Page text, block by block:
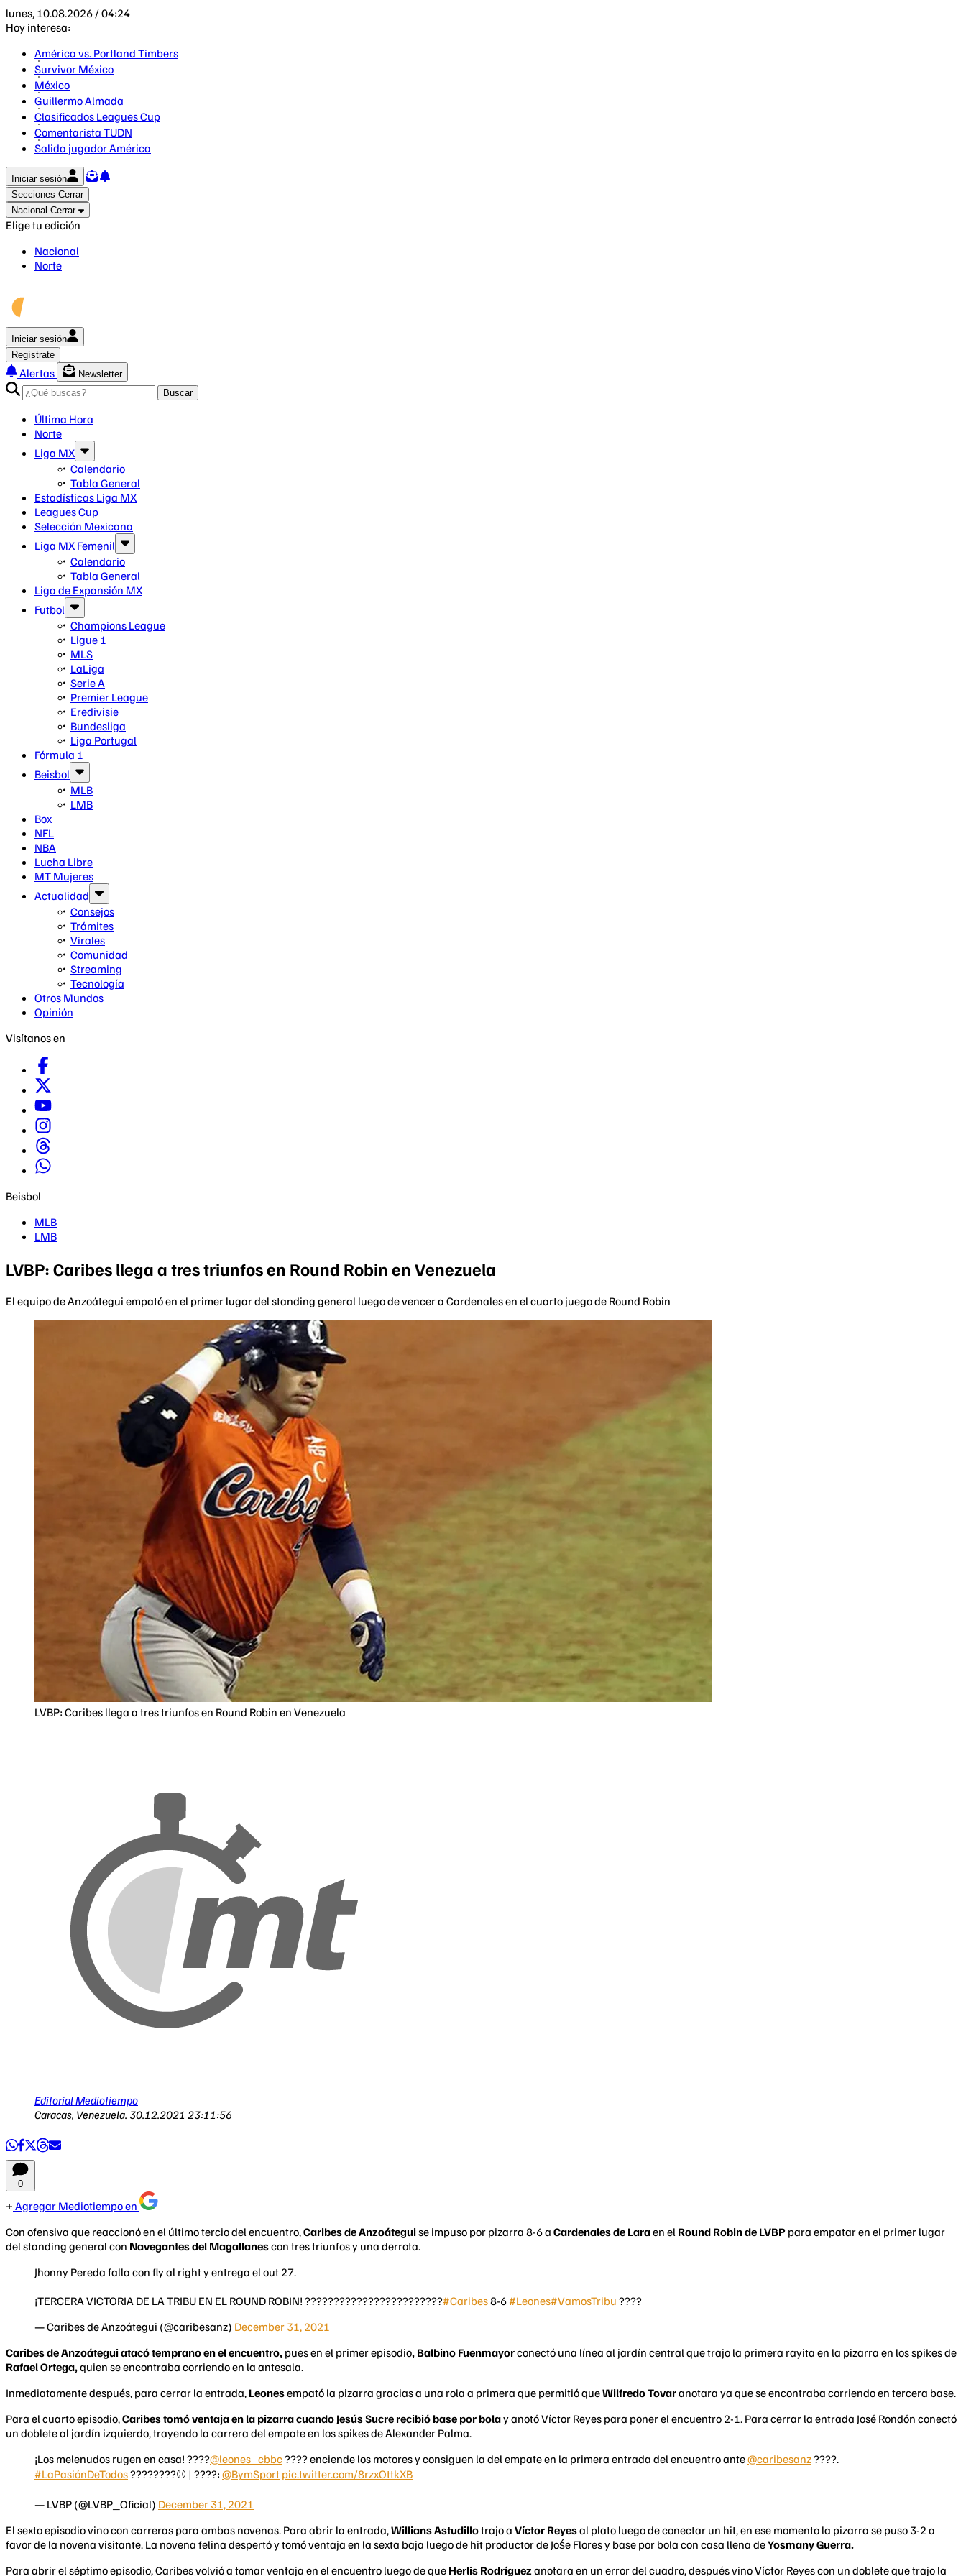
lunes, 10.08.2026 / 04:24
Hoy interesa:
América vs. Portland Timbers
Survivor México
México
Guillermo Almada
Clasificados Leagues Cup
Comentarista TUDN
Salida jugador América
Iniciar sesión
Secciones Cerrar
Nacional Cerrar
Elige tu edición
Nacional
Norte
Iniciar sesión
Regístrate
Alertas
Newsletter
Buscar
Última Hora
Norte
Liga MX
Calendario
Tabla General
Estadísticas Liga MX
Leagues Cup
Selección Mexicana
Liga MX Femenil
Calendario
Tabla General
Liga de Expansión MX
Futbol
Champions League
Ligue 1
MLS
LaLiga
Serie A
Premier League
Eredivisie
Bundesliga
Liga Portugal
Fórmula 1
Beisbol
MLB
LMB
Box
NFL
NBA
Lucha Libre
MT Mujeres
Actualidad
Consejos
Trámites
Virales
Comunidad
Streaming
Tecnología
Otros Mundos
Opinión
Visítanos en
Beisbol
MLB
LMB
LVBP: Caribes llega a tres triunfos en Round Robin en Venezuela
El equipo de Anzoátegui empató en el primer lugar del standing general luego de vencer a Cardenales en el cuarto juego de Round Robin
LVBP: Caribes llega a tres triunfos en Round Robin en Venezuela
Editorial Mediotiempo
Caracas, Venezuela. 30.12.2021 23:11:56
0
Agregar Mediotiempo en
Con ofensiva que reaccionó en el último tercio del encuentro,Caribes de Anzoáteguise impuso por pizarra 8-6 a Cardenales de Laraen el Round Robin de LVBP para empatar en el primer lugar
del standing general con Navegantes del Magallanescon tres triunfos y una derrota.
Jhonny Pereda falla con fly al right y entrega el out 27.
¡TERCERA VICTORIA DE LA TRIBU EN EL ROUND ROBIN! ????????????????????????#Caribes8-6 #Leones#VamosTribu ????
— Caribes de Anzoátegui (@caribesanz) December 31, 2021
Caribes de Anzoátegui atacó temprano en el encuentro, pues en el primer episodio, Balbino Fuenmayorconectó una línea al jardín central que trajo la primera rayita en la pizarra en los spikes de
Rafael Ortega,quien se encontraba corriendo en la antesala.
Inmediatamente después, para cerrar la entrada, Leonesempató la pizarra gracias a una rola a primera que permitió queWilfredo Tovaranotara ya que se encontraba corriendo en tercera base.
Para el cuarto episodio,Caribes tomó ventaja en la pizarra cuando Jesús Sucre recibió base por bolay anotó Víctor Reyes para poner el encuentro 2-1. Para cerrar la entrada José Rondón conectó
un doblete al jardín izquierdo, trayendo la carrera del empate en los spikes de Alexander Palma.
¡Los melenudos rugen en casa! ????@leones_cbbc???? enciende los motores y consiguen la del empate en la primera entrada del encuentro ante@caribesanz????.
#LaPasiónDeTodos????????⚾️ | ????: @BymSport pic.twitter.com/8rzxOttkXB
— LVBP (@LVBP_Oficial) December 31, 2021
El sexto episodio vino con carreras para ambas novenas. Para abrir la entrada,Willians Astudillotrajo a Víctor Reyesal plato luego de conectar un hit, en ese momento la pizarra se puso 3-2 a
favor de la novena visitante. La novena felina despertó y tomó ventaja en la sexta baja luego de hit productor de Jośe Flores y base por bola con casa llena deYosmany Guerra.
Para abrir el séptimo episodio, Caribes volvió a tomar ventaja en el encuentro luego de que Herlis Rodríguez anotara en un error del cuadro, después vino Víctor Reyes con un doblete que trajo la